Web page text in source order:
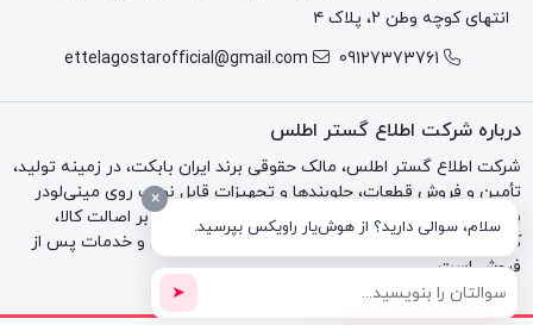
انتهای کوچه وطن ۲، پلاک ۴
09127373761
ettelagostarofficial@gmail.com
درباره شرکت اطلاع گستر اطلس
شرکت اطلاع گستر اطلس، مالک حقوقی برند ایران بابکت، در زمینه تولید،
تأمین و فروش قطعات، جلوبندها و تجهیزات قابل نصب روی مینی‌لودر
بابکت، تراکتور و بکهو فعالیت می‌کند. تمرکز مجموعه بر اصالت کالا،
کیفیت فنی، مشاوره تخصصی، فاکتور رسمی، گارانتی و خدمات پس از
فروش است.
×
سلام، سوالی دارید؟ از هوش‌یار راویکس بپرسید.
➤